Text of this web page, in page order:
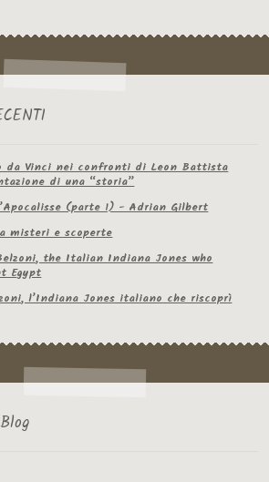
da Vinci nei confronti di Leon Battista
di una “storia”
(parte 1) - Adrian Gilbert
misteri e scoperte
the Italian Indiana Jones who
Egypt
l’Indiana Jones italiano che riscoprì